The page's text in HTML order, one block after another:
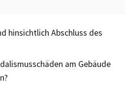
hinsichtlich Abschluss des
am Gebäude